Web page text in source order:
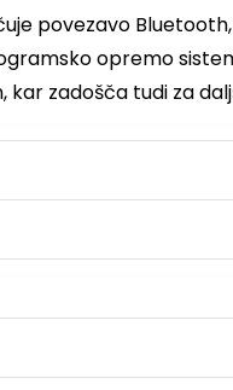
povezavo
opremo
zadošča tudi za